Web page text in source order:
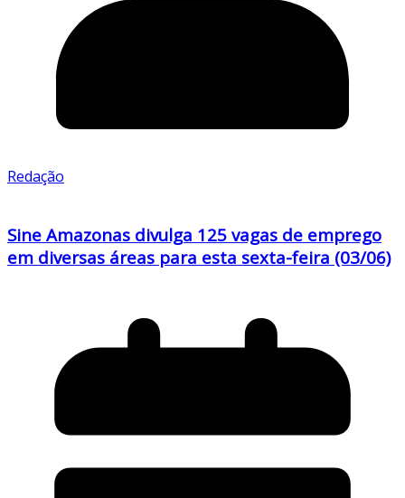
Redação
Sine Amazonas divulga 125 vagas de emprego
em diversas áreas para esta sexta-feira (03/06)